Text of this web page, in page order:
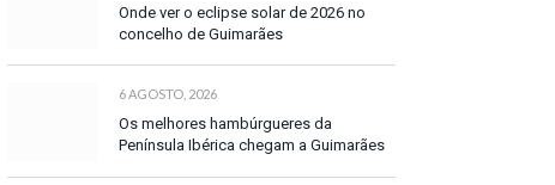
Onde ver o eclipse solar de 2026 no
concelho de Guimarães
6 AGOSTO, 2026
Os melhores hambúrgueres da
Península Ibérica chegam a Guimarães